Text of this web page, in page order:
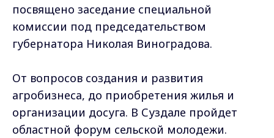
посвящено заседание специальной
комиссии под председательством
губернатора Николая Виноградова.
От вопросов создания и развития
агробизнеса, до приобретения жилья и
организации досуга. В Суздале пройдет
областной форум сельской молодежи.